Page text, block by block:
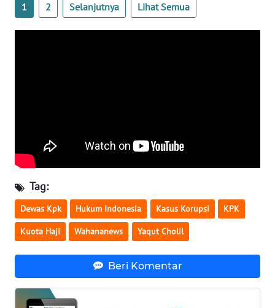
1 2 Selanjutnya Lihat Semua
Tag:
Dewas Kpk Hukum Indonesia Kasus Korupsi KPK
Kuota Haji Wahananews Yaqut Cholil
Beri Komentar
JAMBI
SULTENG
WN
SULBAR
WN
BABEL
WN
SUMBAR